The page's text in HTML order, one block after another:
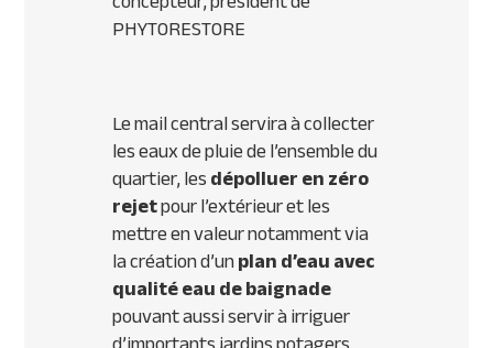
PHYTORESTORE
Le mail central servira à collecter
les eaux de pluie de l’ensemble du
quartier, lesdépolluer en zéro
rejetpour l’extérieur et les
mettre en valeur notamment via
la création d’unplan d’eau avec
qualité eau de baignade
pouvant aussi servir à irriguer